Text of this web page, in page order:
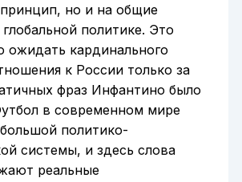
но и на общие
политике. Это
ожидать кардинального
к России только за
фраз Инфантино было
в современном мире
политико-
системы, и здесь слова
реальные